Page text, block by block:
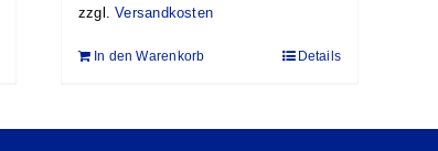
zzgl.Versandkosten
In den Warenkorb Details